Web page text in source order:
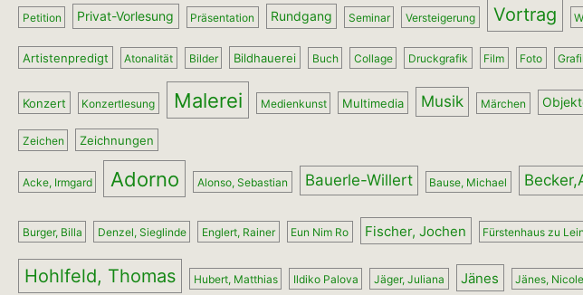
Petition Privat-Vorlesung Präsentation Rundgang Seminar Versteigerung Vortrag
Artistenpredigt Atonalität Bilder Bildhauerei Buch Collage Druckgrafik Film Foto
Konzert Konzertlesung Malerei Medienkunst Multimedia Musik Märchen
Zeichen Zeichnungen
Acke, Irmgard Adorno Alonso, Sebastian Bauerle-Willert Bause, Michael
Burger, Billa Denzel, Sieglinde Englert, Rainer Eun Nim Ro Fischer, Jochen Fürstenhaus zu
Hohlfeld, Thomas Hubert, Matthias Ildiko Palova Jäger, Juliana Jänes Jänes, Nicole